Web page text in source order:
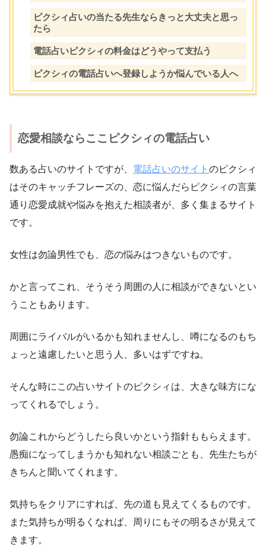
ピクシィ占いの当たる先生ならきっと大丈夫と思っ
たら
電話占いピクシィの料金はどうやって支払う
ピクシィの電話占いへ登録しようか悩んでいる人へ
恋愛相談ならここピクシィの電話占い
数ある占いのサイトですが、 電話占いのサイト のピクシィ
はそのキャッチフレーズの、恋に悩んだらピクシィの言葉
通り恋愛成就や悩みを抱えた相談者が、多く集まるサイト
です。
女性は勿論男性でも、恋の悩みはつきないものです。
かと言ってこれ、そうそう周囲の人に相談ができないとい
うこともあります。
周囲にライバルがいるかも知れませんし、噂になるのもち
ょっと遠慮したいと思う人、多いはずですね。
そんな時にこの占いサイトのピクシィは、大きな味方にな
ってくれるでしょう。
勿論これからどうしたら良いかという指針ももらえます。
愚痴になってしまうかも知れない相談ごとも、先生たちが
きちんと聞いてくれます。
気持ちをクリアにすれば、先の道も見えてくるものです。
また気持ちが明るくなれば、周りにもその明るさが見えて
きます。